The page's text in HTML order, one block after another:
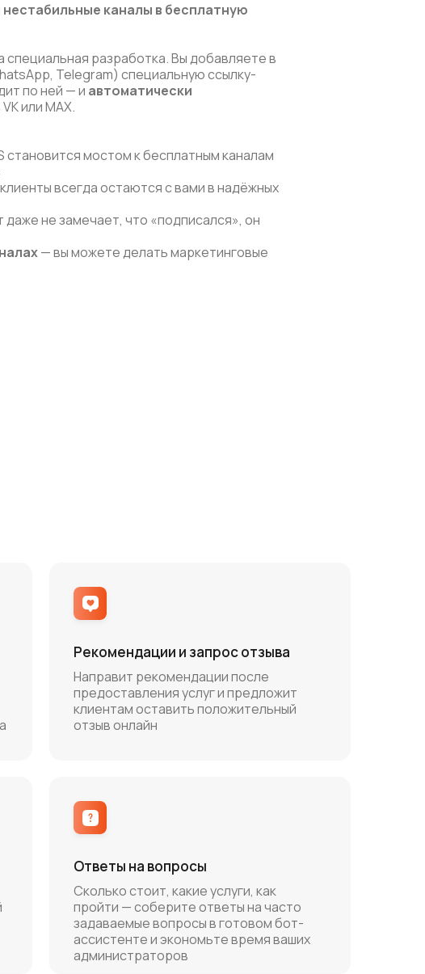
каналы в бесплатную
разработка. Вы добавляете в
Telegram) специальную ссылку-
по ней — и автоматически
или MAX.
становится мостом к бесплатным каналам
всегда остаются с вами в надёжных
даже не замечает, что «подписался», он
— вы можете делать маркетинговые
Сколько стоит, какие услуги, как
пройти — соберите ответы на часто
задаваемые вопросы в готовом бот-
ассистенте и экономьте время ваших
администраторов
Ответы на вопросы
Направит рекомендации после
предоставления услуг и предложит
клиентам оставить положительный
отзыв онлайн
Рекомендации и запрос отзыва